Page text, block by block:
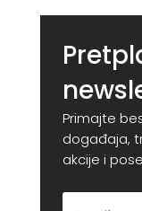
Primajte
događaja,
akcije i